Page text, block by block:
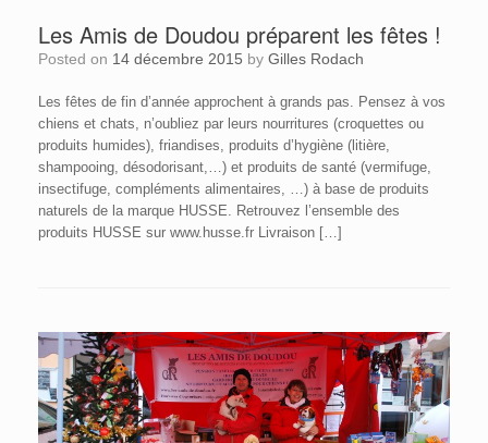
Les Amis de Doudou préparent les fêtes !
Posted on 14 décembre 2015 by Gilles Rodach
Les fêtes de fin d’année approchent à grands pas. Pensez à vos
chiens et chats, n’oubliez par leurs nourritures (croquettes ou
produits humides), friandises, produits d’hygiène (litière,
shampooing, désodorisant,…) et produits de santé (vermifuge,
insectifuge, compléments alimentaires, …) à base de produits
naturels de la marque HUSSE. Retrouvez l’ensemble des
produits HUSSE sur www.husse.fr Livraison […]